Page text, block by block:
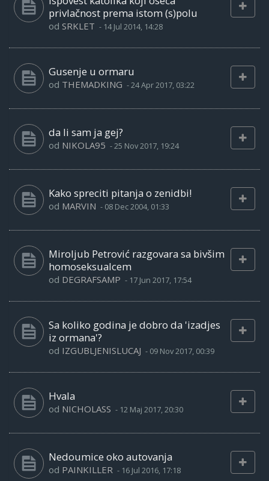
privlačnost prema istom (s)polu
od SRKLET - 14 Jul 2014, 14:28
Gusenje u ormaru
od THEMADKING -24 Apr 2017, 03:22
da li sam ja gej?
od NIKOLA95 -25 Nov 2017, 19:24
Kako spreciti pitanja o zenidbi!
od MARVIN - 08 Dec 2004, 01:33
Miroljub Petrović razgovara sa bivšim
homoseksualcem
od DEGRAFSAMP - 17 Jun 2017, 17:54
Sa koliko godina je dobro da 'izadjes
iz ormana'?
od IZGUBLJENISLUCAJ - 09 Nov 2017, 00:39
Hvala
od NICHOLASS - 12 Maj 2017, 20:30
Nedoumice oko autovanja
od PAINKILLER - 16 Jul 2016, 17:18